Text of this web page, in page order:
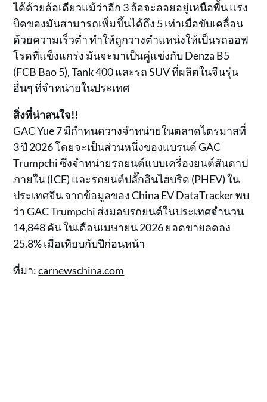
ได้ด้วยล้อเดียวแม้ว่าอีก 3 ล้อจะลอยอยู่เหนือพื้น แรง
บิดของมันสามารถเพิ่มขึ้นได้ถึง 5 เท่าเมื่อขับเคลื่อน
ด้วยความเร็วต่ำ ทำให้ถูกวางตำแหน่งให้เป็นรถออฟ
โรดที่แข็งแกร่ง มันจะมาเป็นคู่แข่งกับ Denza B5
(FCB Bao 5), Tank 400 และรถ SUV ที่ผลิตในจีนรุ่น
อื่นๆ ที่จำหน่ายในประเทศ
สิ่งที่น่าสนใจ!!
GAC Yue 7 มีกำหนดวางจำหน่ายในตลาดไตรมาสที่
3 ปี 2026 โดยจะเป็นส่วนหนึ่งของแบรนด์ GAC
Trumpchi ซึ่งจำหน่ายรถยนต์แบบเครื่องยนต์สันดาป
ภายใน (ICE) และรถยนต์ปลั๊กอินไฮบริด (PHEV) ใน
ประเทศจีน จากข้อมูลของ China EV DataTracker พบ
ว่า GAC Trumpchi ส่งมอบรถยนต์ในประเทศจำนวน
14,848 คัน ในเดือนเมษายน 2026 ยอดขายลดลง
25.8% เมื่อเทียบกับปีก่อนหน้า
ที่มา:carnewschina.com